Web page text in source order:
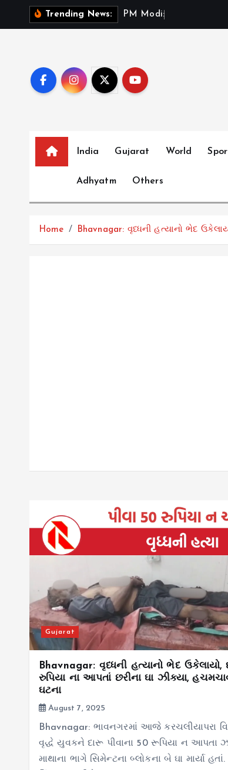
Trending News: P M M o d i:
India Gujarat World
Adhyatm Others
Home Bhavnagar: વૃધ્ધની હત્યાનો ભેદ
Gujarat
Bhavnagar: વૃધ્ધની હત્યાનો ભેદ ઉકેલાયો,
રુપિયા ના આપતાં છરીના ઘા ઝીક્યા,
ઘટના
August 7, 2025
Bhavnagar: ભાવનગરમાં આજે કરચલીયાપરા
વૃદ્ધે યુવકને દારૂ પીવાના 50 રૂપિયા ન આપતા
માથાના ભાગે સિમેન્ટના બ્લોકના બે ઘા માર્યા